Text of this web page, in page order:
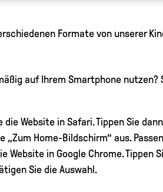
Formate von unserer
auf Ihrem Smartphone
die Website in Safari. Tippen Sie
Home-Bildschirm“ aus.
Website in Google Chrome. Tippen
Sie die Auswahl.